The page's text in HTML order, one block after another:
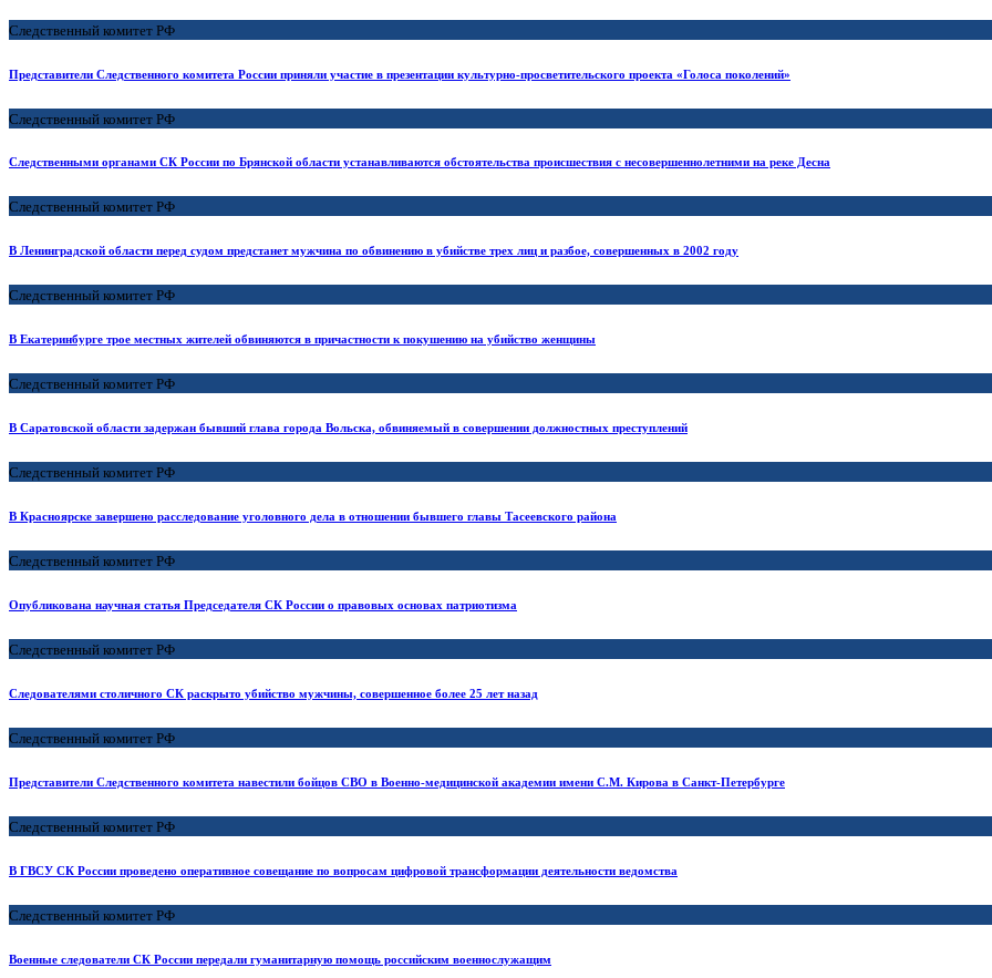
Следственный комитет РФ
Представители Следственного комитета России приняли участие в презентации культурно-просветительского проекта «Голоса поколений»
Следственный комитет РФ
Следственными органами СК России по Брянской области устанавливаются обстоятельства происшествия с несовершеннолетними на реке Десна
Следственный комитет РФ
В Ленинградской области перед судом предстанет мужчина по обвинению в убийстве трех лиц и разбое, совершенных в 2002 году
Следственный комитет РФ
В Екатеринбурге трое местных жителей обвиняются в причастности к покушению на убийство женщины
Следственный комитет РФ
В Саратовской области задержан бывший глава города Вольска, обвиняемый в совершении должностных преступлений
Следственный комитет РФ
В Красноярске завершено расследование уголовного дела в отношении бывшего главы Тасеевского района
Следственный комитет РФ
Опубликована научная статья Председателя СК России о правовых основах патриотизма
Следственный комитет РФ
Следователями столичного СК раскрыто убийство мужчины, совершенное более 25 лет назад
Следственный комитет РФ
Представители Следственного комитета навестили бойцов СВО в Военно-медицинской академии имени С.М. Кирова в Санкт-Петербурге
Следственный комитет РФ
В ГВСУ СК России проведено оперативное совещание по вопросам цифровой трансформации деятельности ведомства
Следственный комитет РФ
Военные следователи СК России передали гуманитарную помощь российским военнослужащим